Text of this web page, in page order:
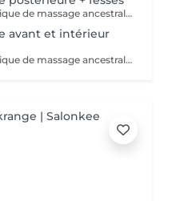
La maderotherapie est une technique de massage ancestrale d'origine colombienne visant à modeler la silhouette tout en réduisant la cellulite. La séance est réalisée à l'aide d'ustensiles en bois spécifiquement étudiés pour s'adapter aux lignes du corps, re sculpter, et detoxifier votre corps. - Anti cellulite - Raffermit et tonifie la peau - Redessine le corps et ses volumes - Active le système lymphatique - Alternative à la chirurgie esthétique ou post opératoire -
avant et intérieur
La maderotherapie est une technique de massage ancestrale d'origine colombienne visant à modeler la silhouette tout en réduisant la cellulite. La séance est réalisée à l'aide d'ustensiles en bois spécifiquement étudiés pour s'adapter aux lignes du corps, re sculpter, et detoxifier. - Anti cellulite - Raffermit et tonifie la peau - Redessine le corps et ses volumes - Active le système lymphatique - Alternative à la chirurgie esthétique ou post opératoire -